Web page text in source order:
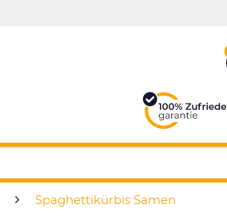
Spaghettikürbis Samen